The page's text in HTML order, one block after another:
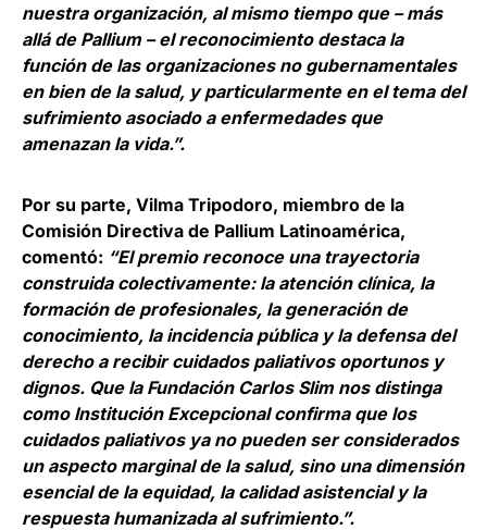
nuestra organización, al mismo tiempo que – más
allá de Pallium – el reconocimiento destaca la
función de las organizaciones no gubernamentales
en bien de la salud, y particularmente en el tema del
sufrimiento asociado a enfermedades que
amenazan la vida.”.
Por su parte, Vilma Tripodoro, miembro de la
Comisión Directiva de Pallium Latinoamérica,
comentó: “El premio reconoce una trayectoria
construida colectivamente: la atención clínica, la
formación de profesionales, la generación de
conocimiento, la incidencia pública y la defensa del
derecho a recibir cuidados paliativos oportunos y
dignos. Que la Fundación Carlos Slim nos distinga
como Institución Excepcional confirma que los
cuidados paliativos ya no pueden ser considerados
un aspecto marginal de la salud, sino una dimensión
esencial de la equidad, la calidad asistencial y la
respuesta humanizada al sufrimiento.”.